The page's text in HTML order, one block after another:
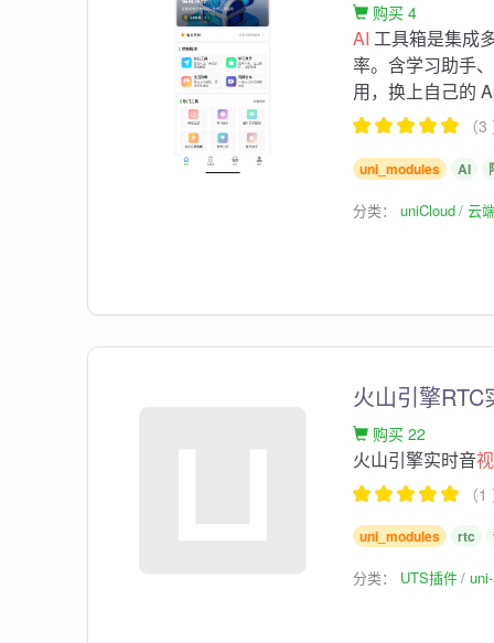
购买 4
AI 工具箱是集成
率。含学习助手
用，换上自己的
（
uni_modules AI
分类：uniCloud 云
火山引擎RTC
购买 22
火山引擎实时音
（
uni_modules rtc
分类： UTS插件